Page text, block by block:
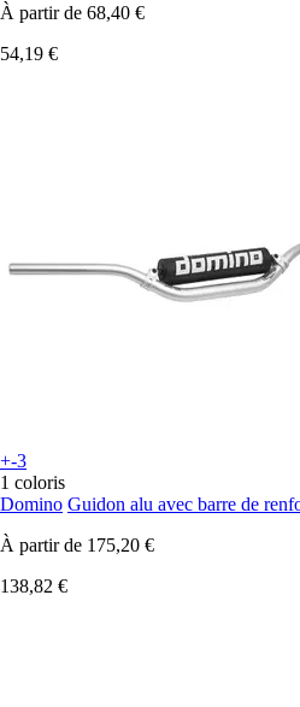
À partir de 68,40 €
54,19 €
+-3
1 coloris
Domino Guidon alu avec barre de
À partir de 175,20 €
138,82 €